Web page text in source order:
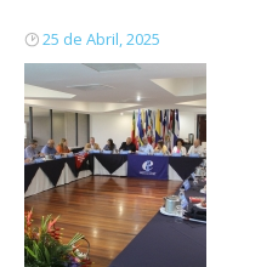
25 de Abril, 2025